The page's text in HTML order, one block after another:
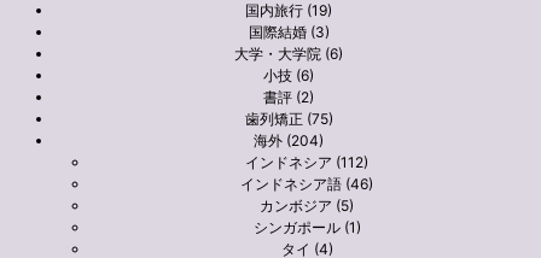
国内旅行 (19)
国際結婚 (3)
大学・大学院 (6)
小技 (6)
書評 (2)
歯列矯正 (75)
海外 (204)
インドネシア (112)
インドネシア語 (46)
カンボジア (5)
シンガポール (1)
タイ (4)